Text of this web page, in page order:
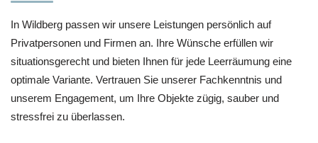
In Wildberg passen wir unsere Leistungen persönlich auf
Privatpersonen und Firmen an. Ihre Wünsche erfüllen wir
situationsgerecht und bieten Ihnen für jede Leerräumung eine
optimale Variante. Vertrauen Sie unserer Fachkenntnis und
unserem Engagement, um Ihre Objekte zügig, sauber und
stressfrei zu überlassen.